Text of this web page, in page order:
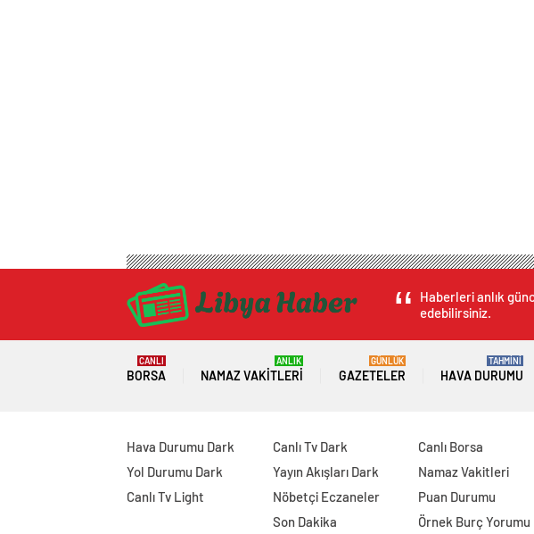
Haberleri anlık
edebilirsiniz.
BORSA
CANLI
NAMAZ VAKITLERI
ANLIK
GAZETELER
GÜNLÜK
HAVA DURUMU
TAHMİNİ
Hava Durumu Dark
Yol Durumu Dark
Canlı Tv Light
Canlı Tv Dark
Yayın Akışları Dark
Nöbetçi Eczaneler
Son Dakika
Canlı Borsa
Namaz Vakitleri
Puan Durumu
Örnek Burç Yorumu